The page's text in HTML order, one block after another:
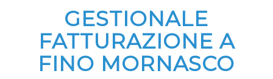
GESTIONALE
FATTURAZIONE A
FINO MORNASCO